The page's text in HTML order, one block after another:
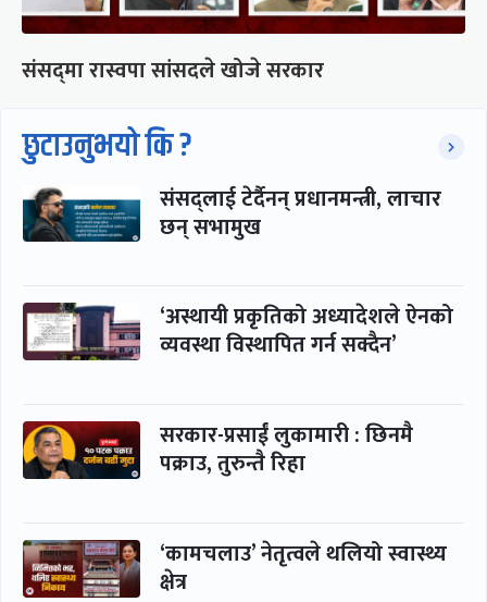
संसद्‍मा रास्वपा सांसदले खोजे सरकार
छुटाउनुभयो कि ?
संसद्लाई टेर्दैनन् प्रधानमन्त्री, लाचार
छन् सभामुख
‘अस्थायी प्रकृतिको अध्यादेशले ऐनको
व्यवस्था विस्थापित गर्न सक्दैन’
सरकार-प्रसाईं लुकामारी : छिनमै
पक्राउ, तुरुन्तै रिहा
‘कामचलाउ’ नेतृत्वले थलियो स्वास्थ्य
क्षेत्र